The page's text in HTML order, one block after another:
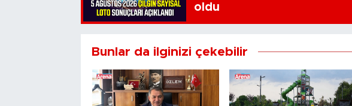
oldu
Bunlar da ilginizi çekebilir